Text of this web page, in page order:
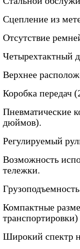
Сцепление из
Отсутствие
Четырехтактный
Верхнее
Коробка передач
Пневматические
дюймов).
Регулируемый
Возможность
тележки.
Компактные
транспортировки)
Широкий спектр